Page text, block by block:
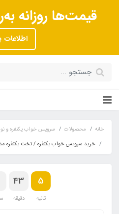
قیمت‌ها روزانه
خانه محصولات
سرویس خواب یکنفره و
خرید سرویس خواب یکنفره / تخت یکنفره
43
دقیقه
4
ثانیه